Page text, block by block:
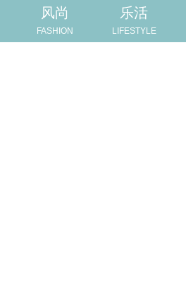
风尚
FASHION
乐活
LIFESTYLE